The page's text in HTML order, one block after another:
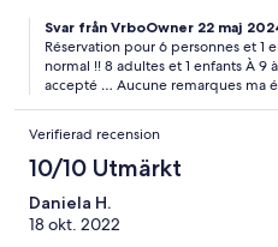
en liberté sur la propriété
demande, il a su les remettre
nécessaire.
Svar från VrboOwner 22 maj
Réservation pour 6 personnes et 1
normal !! 8 adultes et 1 enfants À 9
accepté … Aucune remarques ma
Verifierad recension
10/10 Utmärkt
Daniela H.
18 okt. 2022